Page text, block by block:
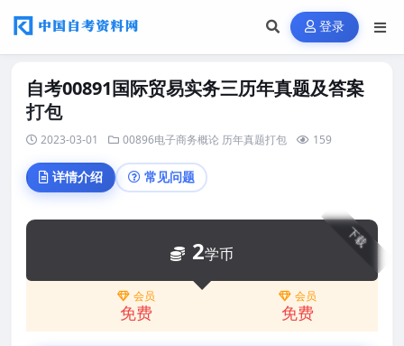
登录
自考00891国际贸易实务三历年真题及答案
打包
2023-03-01 00896电子商务概论 历年真题打包 159
详情介绍 常见问题
下载
2学币
会员
免费
会员
免费